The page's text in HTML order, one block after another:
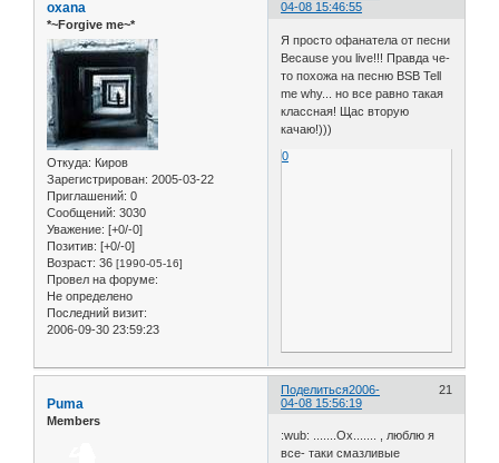
04-08 15:46:55
oxana
*~Forgive me~*
Откуда: Киров
Зарегистрирован: 2005-03-22
Приглашений: 0
Сообщений: 3030
Уважение: [+0/-0]
Позитив: [+0/-0]
Возраст: 36 [1990-05-16]
Провел на форуме:
Не определено
Последний визит:
2006-09-30 23:59:23
Я просто офанатела от песни
Because you live!!! Правда че-
то похожа на песню ВSB Tell
me why... но все равно такая
классная! Щас вторую
качаю!)))
0
Поделиться 21
2006-
04-08 15:56:19
Puma
Members
:wub: .......Ох....... , люблю я
все- таки смазливые